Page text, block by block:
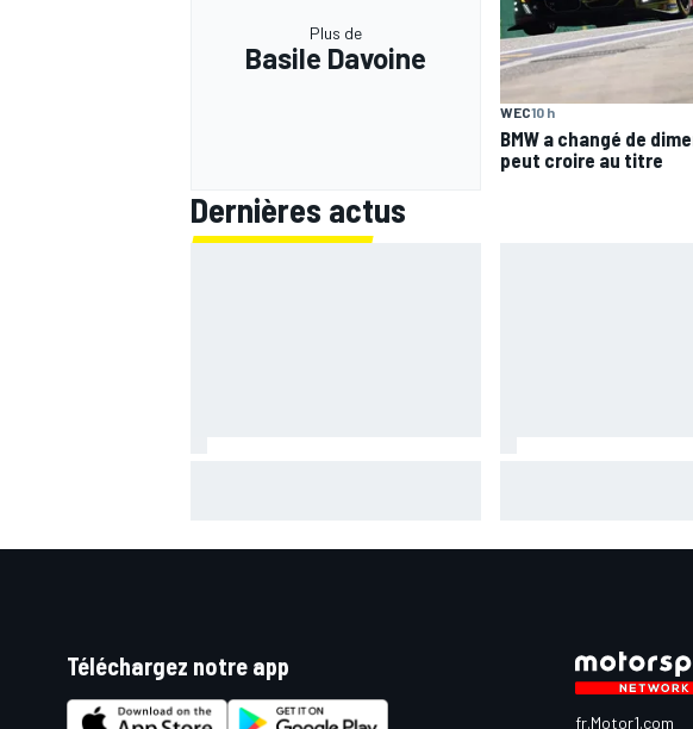
Plus de
Basile Davoine
WEC10 h
BMW a changé de
peut croire au titre
Dernières actus
Téléchargez notre app
fr.Motor1.com